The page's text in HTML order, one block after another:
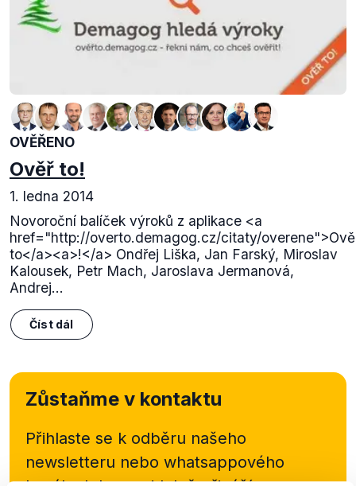
OVĚŘENO
Ověř to!
1. ledna 2014
Novoroční balíček výroků z aplikace <a
href="http://overto.demagog.cz/citaty/
to</a><a>!</a> Ondřej Liška, Jan Farský, Miroslav
Kalousek, Petr Mach, Jaroslava Jermanová,
Andrej...
Číst dál
Zůstaňme v kontaktu
Přihlaste se k odběru našeho
newsletteru nebo whatsappového